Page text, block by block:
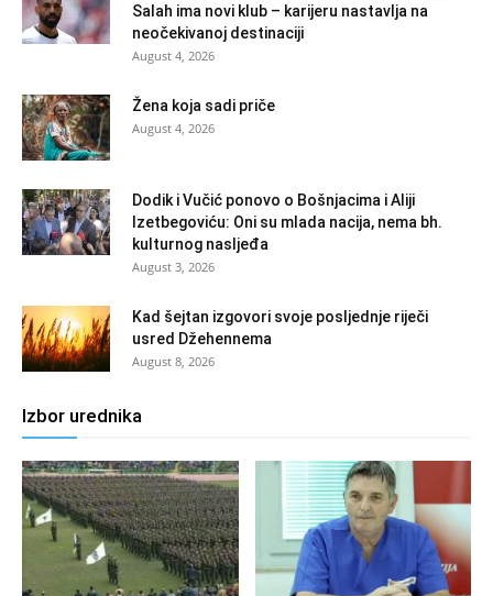
Salah ima novi klub – karijeru nastavlja na
neočekivanoj destinaciji
August 4, 2026
Žena koja sadi priče
August 4, 2026
Dodik i Vučić ponovo o Bošnjacima i Aliji
Izetbegoviću: Oni su mlada nacija, nema bh.
kulturnog nasljeđa
August 3, 2026
Kad šejtan izgovori svoje posljednje riječi
usred Džehennema
August 8, 2026
Izbor urednika